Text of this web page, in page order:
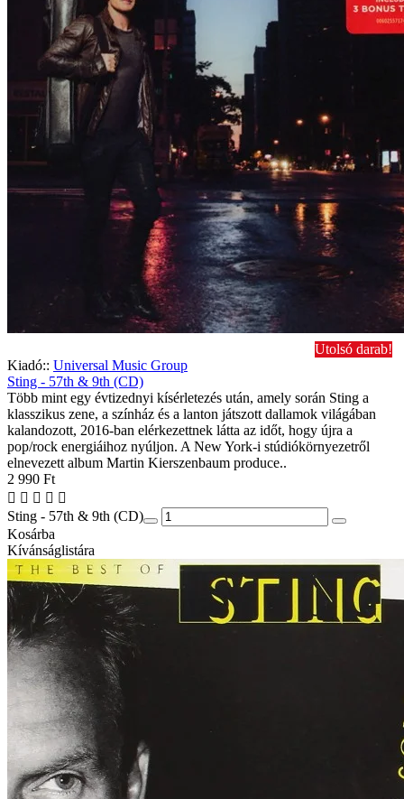
Utolsó darab!
Kiadó:: Universal Music Group
Sting - 57th & 9th (CD)
Több mint egy évtizednyi kísérletezés után, amely során Sting a
klasszikus zene, a színház és a lanton játszott dallamok világában
kalandozott, 2016-ban elérkezettnek látta az időt, hogy újra a
pop/rock energiáihoz nyúljon. A New York-i stúdiókörnyezetről
elnevezett album Martin Kierszenbaum produce..
2 990 Ft
Sting - 57th & 9th (CD)
Kosárba
Kívánságlistára